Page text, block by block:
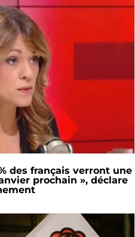
des français verront une
prochain », déclare